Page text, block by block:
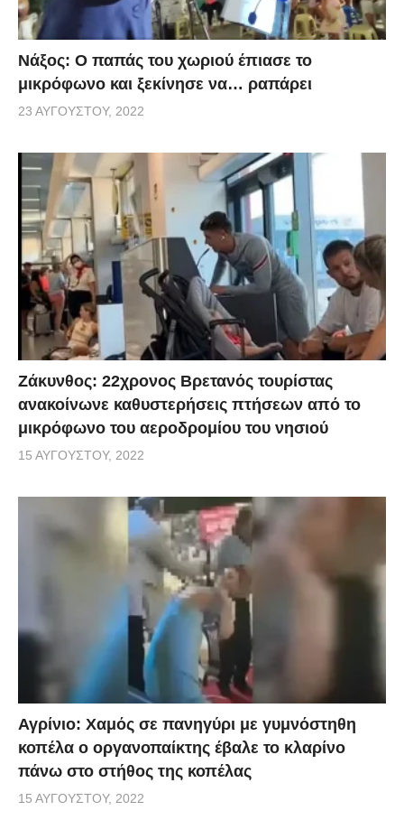
Νάξος: Ο παπάς του χωριού έπιασε το
μικρόφωνο και ξεκίνησε να… ραπάρει
23 ΑΥΓΟΎΣΤΟΥ, 2022
Ζάκυνθος: 22χρονος Βρετανός τουρίστας
ανακοίνωνε καθυστερήσεις πτήσεων από το
μικρόφωνο του αεροδρομίου του νησιού
15 ΑΥΓΟΎΣΤΟΥ, 2022
Αγρίνιο: Χαμός σε πανηγύρι με γυμνόστηθη
κοπέλα ο οργανοπαίκτης έβαλε το κλαρίνο
πάνω στο στήθος της κοπέλας
15 ΑΥΓΟΎΣΤΟΥ, 2022